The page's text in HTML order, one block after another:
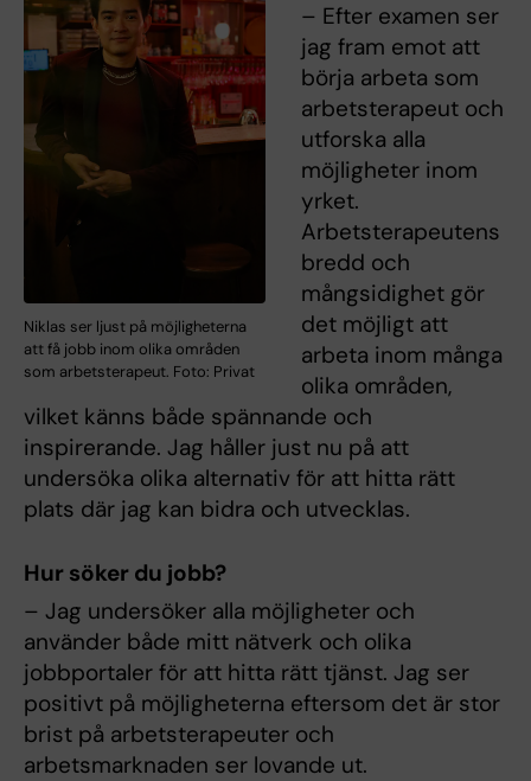
Niklas ser ljust på möjligheterna
att få jobb inom olika områden
som arbetsterapeut. Foto: Privat
– Efter examen ser
jag fram emot att
börja arbeta som
arbetsterapeut och
utforska alla
möjligheter inom
yrket.
Arbetsterapeutens
bredd och
mångsidighet gör
det möjligt att
arbeta inom många
olika områden,
vilket känns både spännande och
inspirerande. Jag håller just nu på att
undersöka olika alternativ för att hitta rätt
plats där jag kan bidra och utvecklas.
Hur söker du jobb?
– Jag undersöker alla möjligheter och
använder både mitt nätverk och olika
jobbportaler för att hitta rätt tjänst. Jag ser
positivt på möjligheterna eftersom det är stor
brist på arbetsterapeuter och
arbetsmarknaden ser lovande ut.